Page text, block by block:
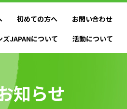
ズJAPANについて 活動について
初めての方へ お問い合わせ
知らせ